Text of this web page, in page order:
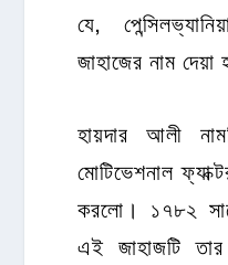
যে,
জাহাজের নাম
হায়দার আলী
মোটিভেশনাল
করলো। ১৭৮২
এই জাহাজটি